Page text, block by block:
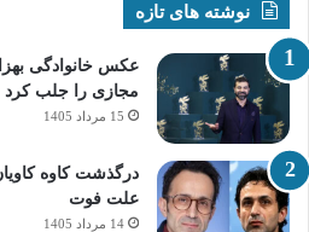
نوشته های تازه
عکس خانوادگی
مجازی را جلب کرد
15 مرداد 1405
درگذشت کاوه
علت فوت
14 مرداد 1405